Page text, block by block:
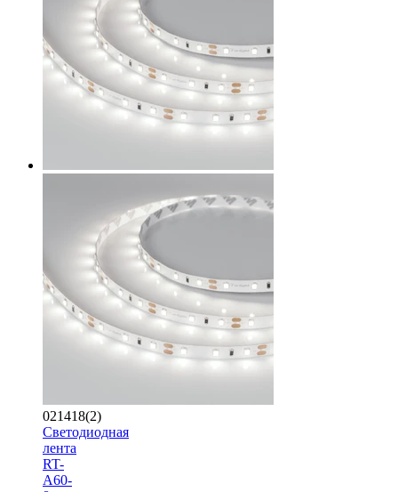
021418(2)
Светодиодная
лента
RT-
A60-